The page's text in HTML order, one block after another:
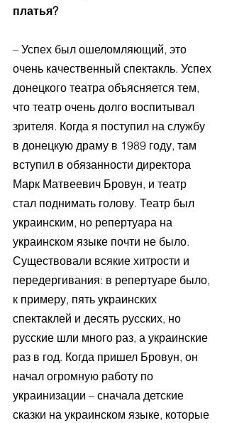
платья?
– Успех был ошеломляющий, это
очень качественный спектакль. Успех
донецкого театра объясняется тем,
что театр очень долго воспитывал
зрителя. Когда я поступил на службу
в донецкую драму в 1989 году, там
вступил в обязанности директора
Марк Матвеевич Бровун, и театр
стал поднимать голову. Театр был
украинским, но репертуара на
украинском языке почти не было.
Существовали всякие хитрости и
передергивания: в репертуаре было,
к примеру, пять украинских
спектаклей и десять русских, но
русские шли много раз, а украинские
раз в год. Когда пришел Бровун, он
начал огромную работу по
украинизации – сначала детские
сказки на украинском языке, которые